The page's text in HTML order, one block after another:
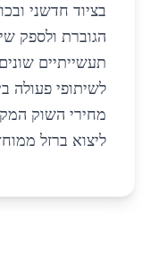
בציוד חדשני
הגוברת ולספק
תעשייתיים
לשיתופי פעולה
מחירי השוק
ליצוא ברזל ממוחזר